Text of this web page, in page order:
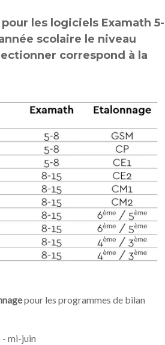
les logiciels Examath 5-
scolaire le niveau
correspond à la
pour les programmes de bilan
- mi-juin